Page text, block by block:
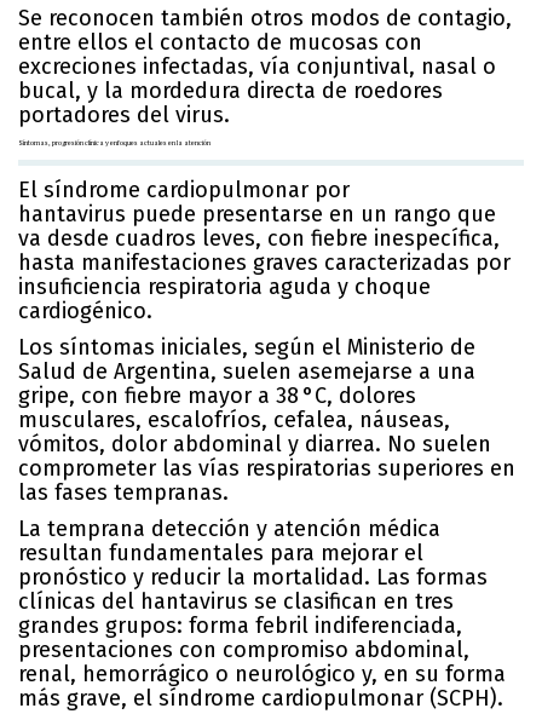
Se reconocen también otros modos de contagio,
entre ellos el contacto de mucosas con
excreciones infectadas, vía conjuntival, nasal o
bucal, y la mordedura directa de roedores
portadores del virus.
Síntomas, progresión clínica y enfoques actuales en la atención
El síndrome cardiopulmonar por
hantavirus puede presentarse en un rango que
va desde cuadros leves, con fiebre inespecífica,
hasta manifestaciones graves caracterizadas por
insuficiencia respiratoria aguda y choque
cardiogénico.
Los síntomas iniciales, según el Ministerio de
Salud de Argentina, suelen asemejarse a una
gripe, con fiebre mayor a 38 °C, dolores
musculares, escalofríos, cefalea, náuseas,
vómitos, dolor abdominal y diarrea. No suelen
comprometer las vías respiratorias superiores en
las fases tempranas.
La temprana detección y atención médica
resultan fundamentales para mejorar el
pronóstico y reducir la mortalidad. Las formas
clínicas del hantavirus se clasifican en tres
grandes grupos: forma febril indiferenciada,
presentaciones con compromiso abdominal,
renal, hemorrágico o neurológico y, en su forma
más grave, el síndrome cardiopulmonar (SCPH).